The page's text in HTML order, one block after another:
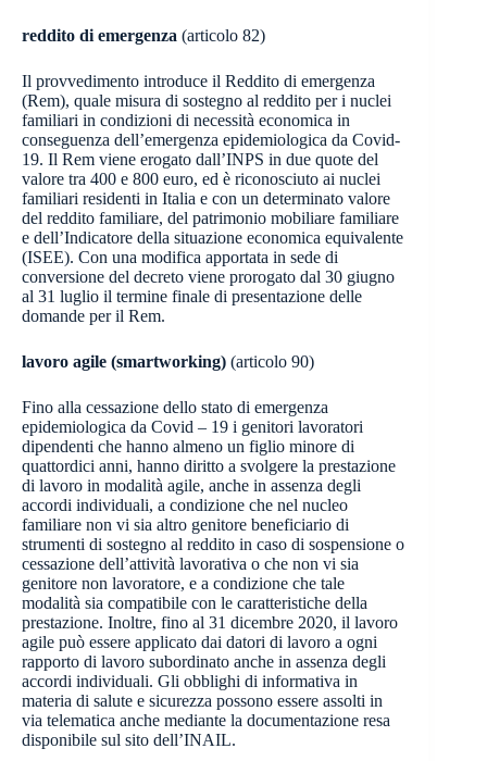
reddito di emergenza (articolo 82)
Il provvedimento introduce il Reddito di emergenza
(Rem), quale misura di sostegno al reddito per i nuclei
familiari in condizioni di necessità economica in
conseguenza dell’emergenza epidemiologica da Covid-
19. Il Rem viene erogato dall’INPS in due quote del
valore tra 400 e 800 euro, ed è riconosciuto ai nuclei
familiari residenti in Italia e con un determinato valore
del reddito familiare, del patrimonio mobiliare familiare
e dell’Indicatore della situazione economica equivalente
(ISEE). Con una modifica apportata in sede di
conversione del decreto viene prorogato dal 30 giugno
al 31 luglio il termine finale di presentazione delle
domande per il Rem.
lavoro agile (smartworking) (articolo 90)
Fino alla cessazione dello stato di emergenza
epidemiologica da Covid – 19 i genitori lavoratori
dipendenti che hanno almeno un figlio minore di
quattordici anni, hanno diritto a svolgere la prestazione
di lavoro in modalità agile, anche in assenza degli
accordi individuali, a condizione che nel nucleo
familiare non vi sia altro genitore beneficiario di
strumenti di sostegno al reddito in caso di sospensione o
cessazione dell’attività lavorativa o che non vi sia
genitore non lavoratore, e a condizione che tale
modalità sia compatibile con le caratteristiche della
prestazione. Inoltre, fino al 31 dicembre 2020, il lavoro
agile può essere applicato dai datori di lavoro a ogni
rapporto di lavoro subordinato anche in assenza degli
accordi individuali. Gli obblighi di informativa in
materia di salute e sicurezza possono essere assolti in
via telematica anche mediante la documentazione resa
disponibile sul sito dell’INAIL.